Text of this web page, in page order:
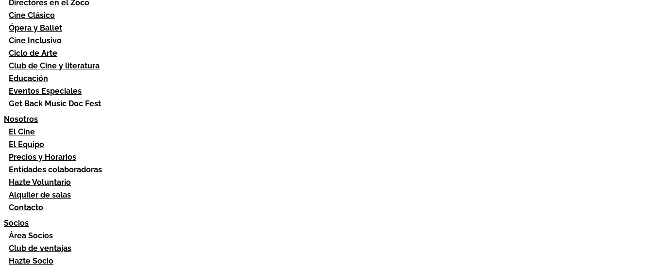
Directores en el Zoco
Cine Clásico
Ópera y Ballet
Cine Inclusivo
Ciclo de Arte
Club de Cine y literatura
Educación
Eventos Especiales
Get Back Music Doc Fest
Nosotros
El Cine
El Equipo
Precios y Horarios
Entidades colaboradoras
Hazte Voluntario
Alquiler de salas
Contacto
Socios
Área Socios
Club de ventajas
Hazte Socio